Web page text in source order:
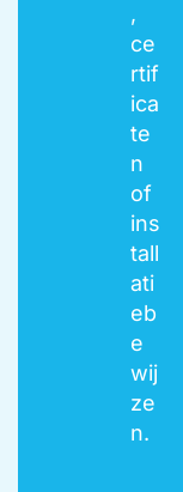
,
ce
rtif
ica
te
n
of
ins
tall
ati
eb
e
wij
ze
n.